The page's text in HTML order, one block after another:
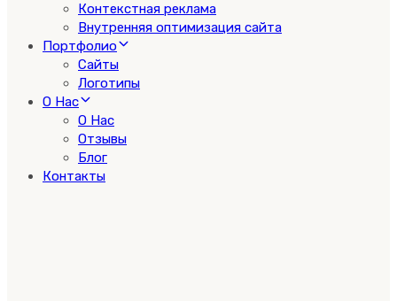
Контекстная реклама
Внутренняя оптимизация сайта
Портфолио
Сайты
Логотипы
О Нас
О Нас
Отзывы
Блог
Контакты